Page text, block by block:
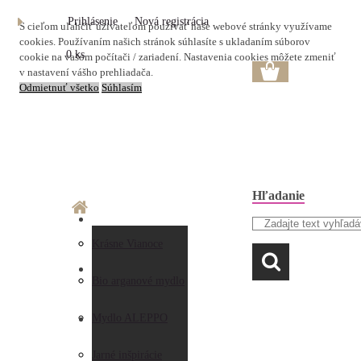
S cieľom uľahčiť užívateľom používať naše webové stránky využívame
cookies. Používaním našich stránok súhlasíte s ukladaním súborov
cookie na vašom počítači / zariadení. Nastavenia cookies môžete zmeniť
v nastavení vášho prehliadača.
Odmietnuť všetko Súhlasím
Hľadanie
Prihlásenie Nová registrácia
0 ks